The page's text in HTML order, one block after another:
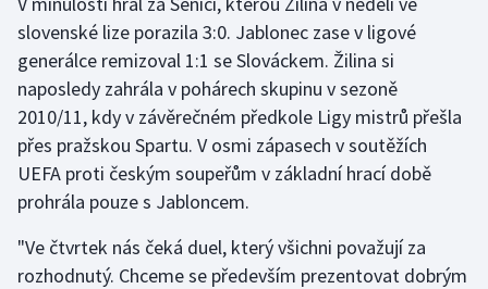
slovenské lize porazila 3:0. Jablonec zase v ligové
generálce remizoval 1:1 se Slováckem. Žilina si
naposledy zahrála v pohárech skupinu v sezoně
2010/11, kdy v závěrečném předkole Ligy mistrů přešla
přes pražskou Spartu. V osmi zápasech v soutěžích
UEFA proti českým soupeřům v základní hrací době
prohrála pouze s Jabloncem.
"Ve čtvrtek nás čeká duel, který všichni považují za
rozhodnutý. Chceme se především prezentovat dobrým